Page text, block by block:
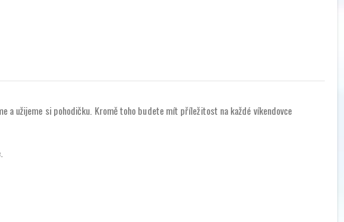
a užijeme si pohodičku. Kromě toho budete mít příležitost na každé víkendovce